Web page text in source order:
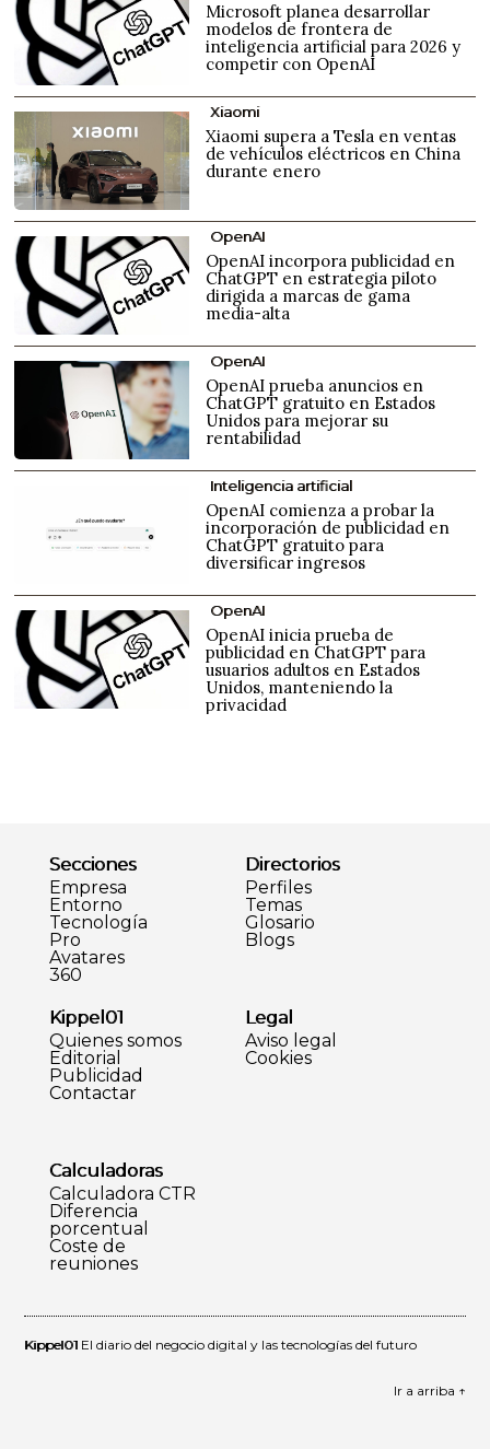
Microsoft planea desarrollar
modelos de frontera de
inteligencia artificial para 2026 y
competir con OpenAI
Xiaomi
Xiaomi supera a Tesla en ventas
de vehículos eléctricos en China
durante enero
OpenAI
OpenAI incorpora publicidad en
ChatGPT en estrategia piloto
dirigida a marcas de gama
media-alta
OpenAI
OpenAI prueba anuncios en
ChatGPT gratuito en Estados
Unidos para mejorar su
rentabilidad
Inteligencia artificial
OpenAI comienza a probar la
incorporación de publicidad en
ChatGPT gratuito para
diversificar ingresos
OpenAI
OpenAI inicia prueba de
publicidad en ChatGPT para
usuarios adultos en Estados
Unidos, manteniendo la
privacidad
Secciones
Empresa
Entorno
Tecnología
Pro
Avatares
360
Directorios
Perfiles
Temas
Glosario
Blogs
Kippel01
Quienes somos
Editorial
Publicidad
Contactar
Legal
Aviso legal
Cookies
Calculadoras
Calculadora CTR
Diferencia
porcentual
Coste de
reuniones
Kippel01 El diario del negocio digital y las tecnologías del futuro
Ir a arriba ↑